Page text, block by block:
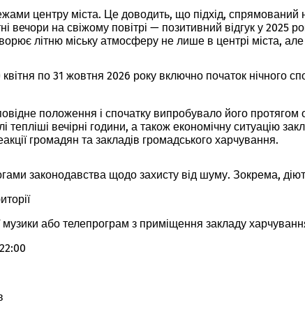
центру міста. Це доводить, що підхід, спрямований
вечори на свіжому повітрі — позитивний відгук у 2025
літню міську атмосферу не лише в центрі міста,
по 31 жовтня 2026 року включно початок нічного
положення і спочатку випробувало його
вечірні години, а також економічну ситуацію
громадян та закладів громадського харчування.
законодавства щодо захисту від шуму. Зокрема,
музики або телепрограм з приміщення закладу